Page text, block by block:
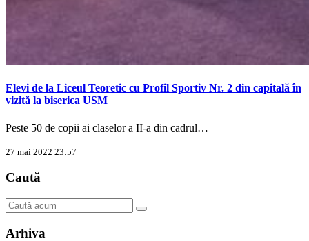
Elevi de la Liceul Teoretic cu Profil Sportiv Nr. 2 din capitală în
vizită la biserica USM
Peste 50 de copii ai claselor a II-a din cadrul…
27 mai 2022 23:57
Caută
Arhiva